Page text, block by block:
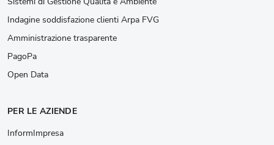
Indagine soddisfazione clienti Arpa FVG
Amministrazione trasparente
PagoPa
Open Data
PER LE AZIENDE
InformImpresa